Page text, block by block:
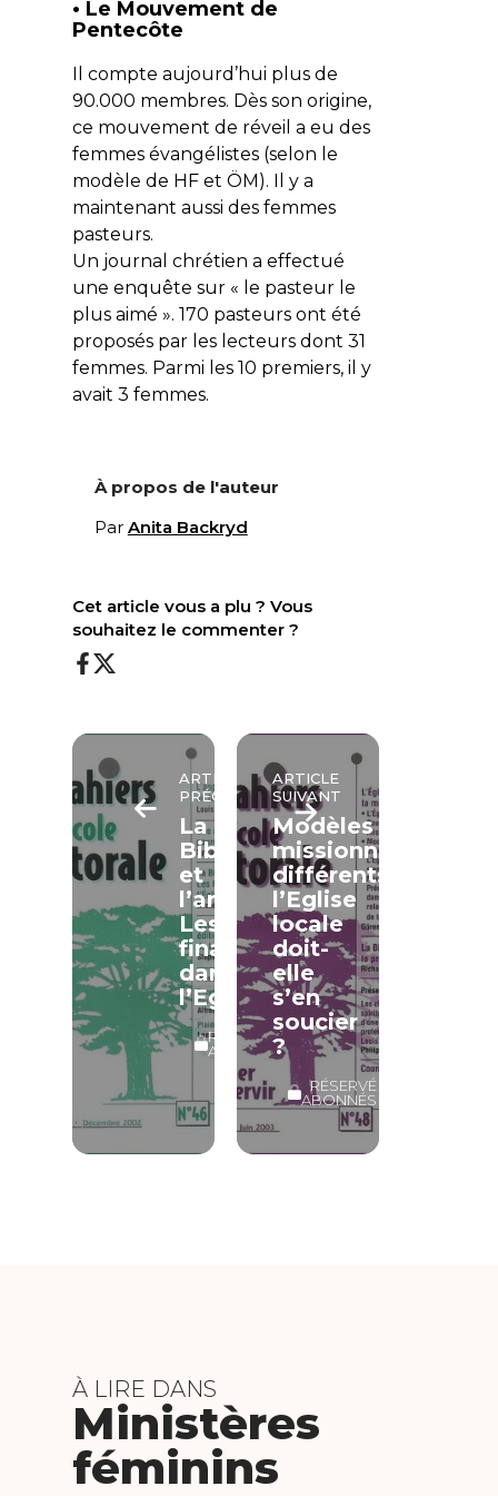
• Le Mouvement de
Pentecôte
Il compte aujourd’hui plus de
90.000 membres. Dès son origine,
ce mouvement de réveil a eu des
femmes évangélistes (selon le
modèle de HF et ÖM). Il y a
maintenant aussi des femmes
pasteurs.
Un journal chrétien a effectué
une enquête sur « le pasteur le
plus aimé ». 170 pasteurs ont été
proposés par les lecteurs dont 31
femmes. Parmi les 10 premiers, il y
avait 3 femmes.
À propos de l'auteur
Par Anita Backryd
Cet article vous a plu ? Vous
souhaitez le commenter ?
ARTICLE
PRÉCÉDENT
La
Bible
et
l’argent.
Les
finances
dans
l’Eglise
RÉSERVÉ
ABONNÉS
ARTICLE
SUIVANT
Modèles
missionnaires
différents:
l’Eglise
locale
doit-
elle
s’en
soucier
?
RÉSERVÉ
ABONNÉS
À LIRE DANS
Ministères
féminins